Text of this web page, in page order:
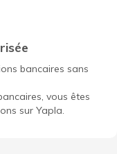
bancaires sans
vous êtes
sur Yapla.